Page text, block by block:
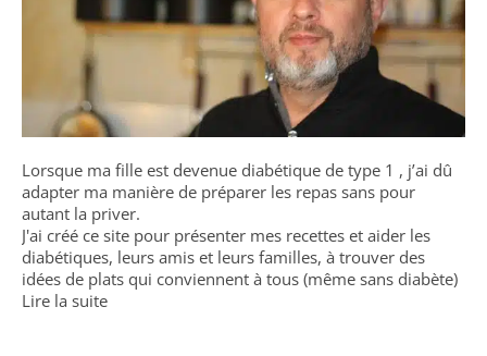
Lorsque ma fille est devenue diabétique de type 1 , j’ai dû
adapter ma manière de préparer les repas sans pour
autant la priver.
J'ai créé ce site pour présenter mes recettes et aider les
diabétiques, leurs amis et leurs familles, à trouver des
idées de plats qui conviennent à tous (même sans diabète)
Lire la suite